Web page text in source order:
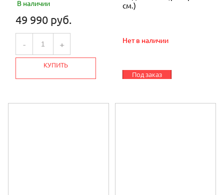
В наличии
49 990 руб.
- +
КУПИТЬ
см.)
Нет в наличии
Под заказ